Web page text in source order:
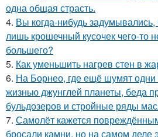
одна общая страсть.
4. Вы когда-нибудь задумывались,
лишь крошечный кусочек чего-то
большего?
5. Как уменьшить нагрев стен в
6. На Борнео, где ещё шумят одни
жизнью джунглей планеты, беда
бульдозеров и стройные ряды
7. Самолёт кажется
бросали камни, но на самом деле